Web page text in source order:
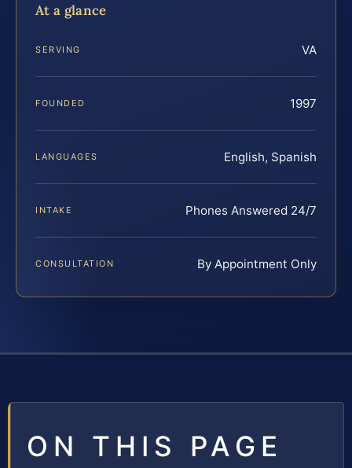
At a glance
SERVING VA
FOUNDED 1997
LANGUAGES English, Spanish
INTAKE Phones Answered 24/7
CONSULTATION By Appointment Only
ON THIS PAGE